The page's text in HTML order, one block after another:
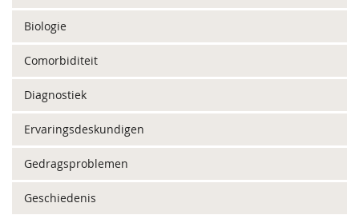
Biologie
Comorbiditeit
Diagnostiek
Ervaringsdeskundigen
Gedragsproblemen
Geschiedenis